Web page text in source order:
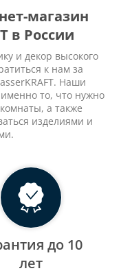
магазин
в России
и декор высокого
к нам за
Наши
то, что нужно
а также
изделиями и
до 10
лет